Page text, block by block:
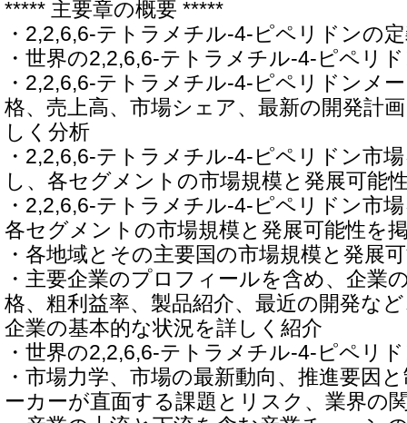
***** 主要章の概要 *****
・2,2,6,6-テトラメチル-4-ピペリドンの
・世界の2,2,6,6-テトラメチル-4-ピペリ
・2,2,6,6-テトラメチル-4-ピペリドンメ
格、売上高、市場シェア、最新の開発計
しく分析
・2,2,6,6-テトラメチル-4-ピペリドン市
し、各セグメントの市場規模と発展可能
・2,2,6,6-テトラメチル-4-ピペリドン市
各セグメントの市場規模と発展可能性を
・各地域とその主要国の市場規模と発展
・主要企業のプロフィールを含め、企業
格、粗利益率、製品紹介、最近の開発な
企業の基本的な状況を詳しく紹介
・世界の2,2,6,6-テトラメチル-4-ピペリ
・市場力学、市場の最新動向、推進要因
ーカーが直面する課題とリスク、業界の